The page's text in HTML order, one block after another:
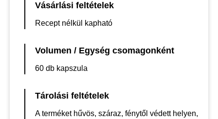
Vásárlási feltételek
Recept nélkül kapható
Volumen / Egység csomagonként
60 db kapszula
Tárolási feltételek
A terméket hűvös, száraz, fénytől védett helyen,